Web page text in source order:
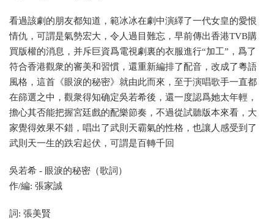
看過該劇的朋友都知道，範冰冰在劇中演繹了一代女皇的愛恨
情仇，可謂是氣勢宏大，令人過目難忘，早前傳出香港TVB購
買版權的消息，并斥巨資爲電視劇裏的衣服進行“加工”，爲了
符合香港觀衆的審美和習慣，還重新編排了配音，改成了粵語
風格，這首《眼淚的秘密》就由此而來，至于演唱歌手一直都
在篩選之中，觀衆得知确定吳若希後，還一度認爲她太年輕，
擔心其否能把握宮廷戲的配樂節奏，不過從試聽版本來看，大
家覺得效果不錯，唱出了武則天霸氣的性格，也讓人感受到了
武則天一生的跌宕起伏，可謂是百轉千回
吳若希 - 眼淚的秘密（歌詞）
作/編: 張家誠
詞: 張美賢